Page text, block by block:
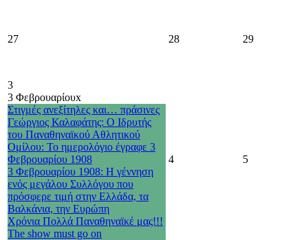
27 28 29
3
3 Φεβρουαρίουx
Στιγμές ανεξίτηλες και… πράσινες
Γεώργιος Καλαφάτης: Ο Ιδρυτής
του Παναθηναϊκού Αθλητικού
Ομίλου: Το ημερολόγιο έγραφε 3
Φεβρουαρίου 1908
3 Φεβρουαρίου 1908: Η γέννηση
ενός μεγάλου Συλλόγου που
πρόσφερε τιμή στην Ελλάδα, τα
Βαλκάνια, την Ευρώπη
Χρόνια Πολλά Παναθηναϊκέ μας!!!
The show must go on
4 5